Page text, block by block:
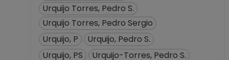
Ambiental en
Morelia, Michoacán
Desde 01-10-2016
hasta 15-09-2019
TECNICO
Urquijo Torres, Pedro S.
Urquijo Torres, Pedro Sergio
Urquijo, P
Urquijo, Pedro S.
Urquijo, PS
Urquijo-Torres, Pedro S.